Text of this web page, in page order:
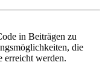
in Beiträgen zu
die
werden.